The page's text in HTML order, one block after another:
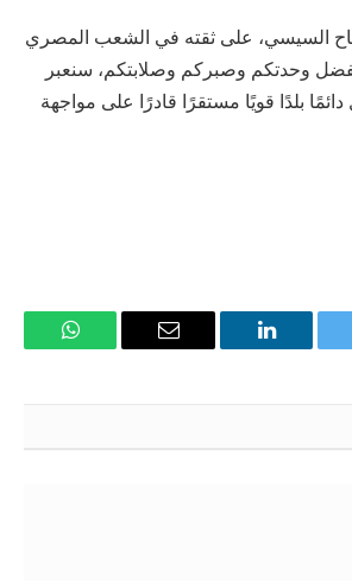
السيسي، على ثقته في الشعب المصري
وحدتكم وصبركم وصلابتكم، سنعبر
بلدًا قويًا مستقرًا قادرًا على مواجهة
لينكدإن
البريد
واتساب